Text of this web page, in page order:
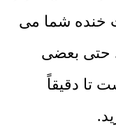
خنده شما می
حتی بعضی
تا دقیقاً